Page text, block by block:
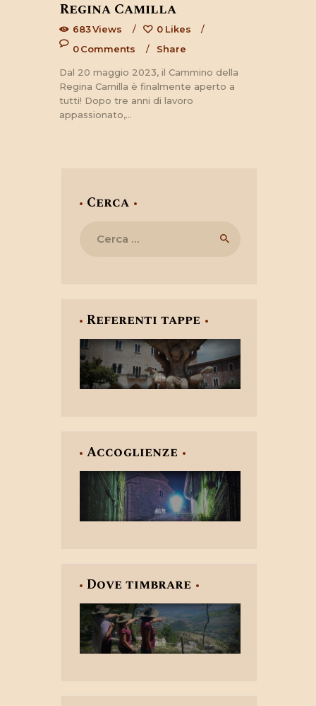
Regina Camilla
683Views 0 Likes
0Comments Share
Dal 20 maggio 2023, il Cammino della
Regina Camilla è finalmente aperto a
tutti! Dopo tre anni di lavoro
appassionato,…
Cerca
per:
Referenti tappe
Accoglienze
Dove timbrare